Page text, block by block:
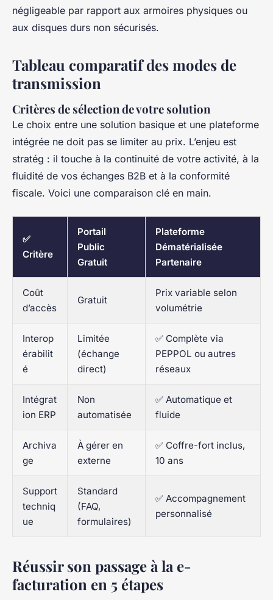
négligeable par rapport aux armoires physiques ou
aux disques durs non sécurisés.
Tableau comparatif des modes de
transmission
Critères de sélection de votre solution
Le choix entre une solution basique et une plateforme
intégrée ne doit pas se limiter au prix. L’enjeu est
stratég : il touche à la continuité de votre activité, à la
fluidité de vos échanges B2B et à la conformité
fiscale. Voici une comparaison clé en main.
✅
Critère
Portail
Public
Gratuit
Plateforme
Dématérialisée
Partenaire
Coût
d’accès
Gratuit
Prix variable selon
volumétrie
Interop
érabilit
é
Limitée
(échange
direct)
✅ Complète via
PEPPOL ou autres
réseaux
Intégrat
ion ERP
Non
automatisée
✅ Automatique et
fluide
Archiva
ge
À gérer en
externe
✅ Coffre-fort inclus,
10 ans
Support
techniq
ue
Standard
(FAQ,
formulaires)
✅ Accompagnement
personnalisé
Réussir son passage à la e-
facturation en 5 étapes